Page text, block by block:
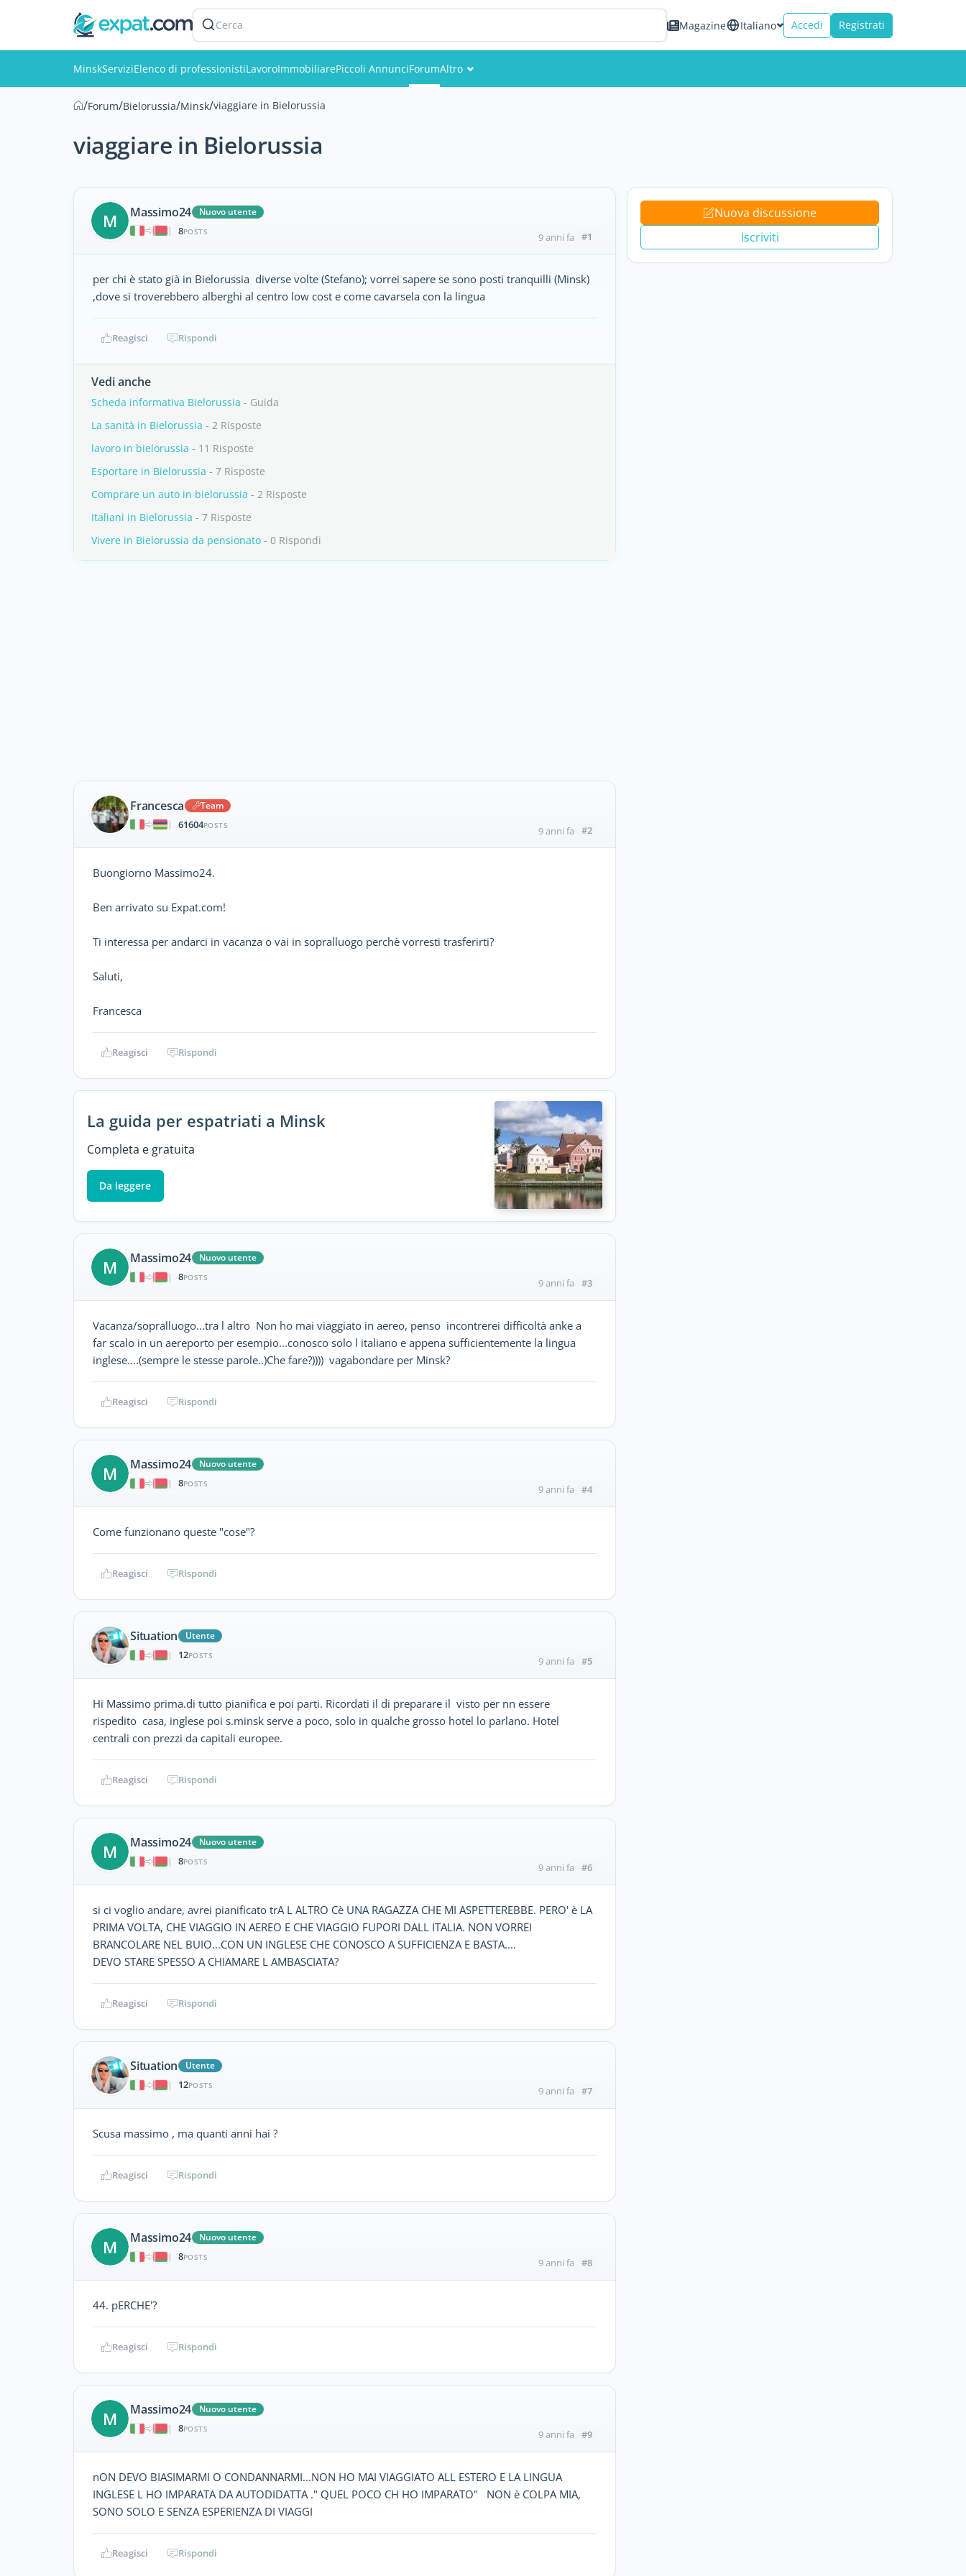
Cerca Magazine Italiano Accedi Registrati
MinskServiziElenco di professionistiLavoroImmobiliarePiccoli AnnunciForumAltro
/Forum/Bielorussia/Minsk/viaggiare in Bielorussia
viaggiare in Bielorussia
M Massimo24
Nuovo utente
|
8POSTS 9 anni fa #1
per chi è stato già in Bielorussia diverse volte (Stefano); vorrei sapere se sono posti tranquilli (Minsk)
,dove si troverebbero alberghi al centro low cost e come cavarsela con la lingua
Reagisci Rispondi
Vedi anche
Scheda informativa Bielorussia - Guida
La sanità in Bielorussia - 2 Risposte
lavoro in bielorussia - 11 Risposte
Esportare in Bielorussia - 7 Risposte
Comprare un auto in bielorussia - 2 Risposte
Italiani in Bielorussia - 7 Risposte
Vivere in Bielorussia da pensionato - 0 Rispondi
Francesca
Team
|
61604POSTS 9 anni fa #2
Buongiorno Massimo24.
Ben arrivato su Expat.com!
Ti interessa per andarci in vacanza o vai in sopralluogo perchè vorresti trasferirti?
Saluti,
Francesca
Reagisci Rispondi
La guida per espatriati a Minsk
Completa e gratuita
Da leggere
M Massimo24
Nuovo utente
|
8POSTS 9 anni fa #3
Vacanza/sopralluogo...tra l altro Non ho mai viaggiato in aereo, penso incontrerei difficoltà anke a
far scalo in un aereporto per esempio...conosco solo l italiano e appena sufficientemente la lingua
inglese....(sempre le stesse parole..)Che fare?)))) vagabondare per Minsk?
Reagisci Rispondi
M Massimo24
Nuovo utente
|
8POSTS 9 anni fa #4
Come funzionano queste "cose"?
Reagisci Rispondi
Situation
Utente
|
12POSTS 9 anni fa #5
Hi Massimo prima.di tutto pianifica e poi parti. Ricordati il di preparare il visto per nn essere
rispedito casa, inglese poi s.minsk serve a poco, solo in qualche grosso hotel lo parlano. Hotel
centrali con prezzi da capitali europee.
Reagisci Rispondi
M Massimo24
Nuovo utente
|
8POSTS 9 anni fa #6
si ci voglio andare, avrei pianificato trA L ALTRO Cè UNA RAGAZZA CHE MI ASPETTEREBBE. PERO' è LA
PRIMA VOLTA, CHE VIAGGIO IN AEREO E CHE VIAGGIO FUPORI DALL ITALIA. NON VORREI
BRANCOLARE NEL BUIO...CON UN INGLESE CHE CONOSCO A SUFFICIENZA E BASTA....
DEVO STARE SPESSO A CHIAMARE L AMBASCIATA?
Reagisci Rispondi
Situation
Utente
|
12POSTS 9 anni fa #7
Scusa massimo , ma quanti anni hai ?
Reagisci Rispondi
M Massimo24
Nuovo utente
|
8POSTS 9 anni fa #8
44. pERCHE'?
Reagisci Rispondi
M Massimo24
Nuovo utente
|
8POSTS 9 anni fa #9
nON DEVO BIASIMARMI O CONDANNARMI...NON HO MAI VIAGGIATO ALL ESTERO E LA LINGUA
INGLESE L HO IMPARATA DA AUTODIDATTA ." QUEL POCO CH HO IMPARATO" NON è COLPA MIA,
SONO SOLO E SENZA ESPERIENZA DI VIAGGI
Reagisci Rispondi
Nuova discussione
Iscriviti